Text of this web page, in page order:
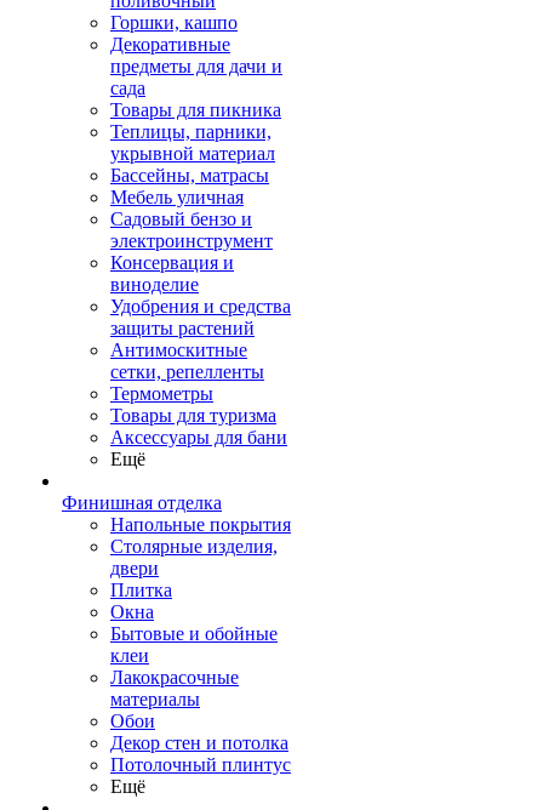
Горшки, кашпо
Декоративные
предметы для дачи и
сада
Товары для пикника
Теплицы, парники,
укрывной материал
Бассейны, матрасы
Мебель уличная
Садовый бензо и
электроинструмент
Консервация и
виноделие
Удобрения и средства
защиты растений
Антимоскитные
сетки, репелленты
Термометры
Товары для туризма
Аксессуары для бани
Ещё
Финишная отделка
Напольные покрытия
Столярные изделия,
двери
Плитка
Окна
Бытовые и обойные
клеи
Лакокрасочные
материалы
Обои
Декор стен и потолка
Потолочный плинтус
Ещё